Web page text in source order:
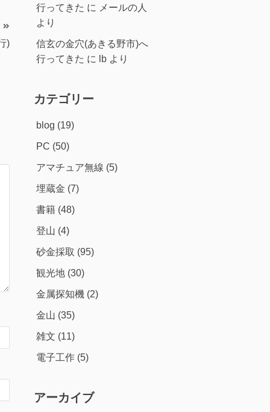
)
行ってきた に メールの人
より
信玄の金穴(あきる野市)へ
行ってきた に lb より
カテゴリー
blog (19)
PC (50)
アマチュア無線 (5)
埋蔵金 (7)
書籍 (48)
登山 (4)
砂金採取 (95)
観光地 (30)
金属探知機 (2)
金山 (35)
雑文 (11)
電子工作 (5)
アーカイブ